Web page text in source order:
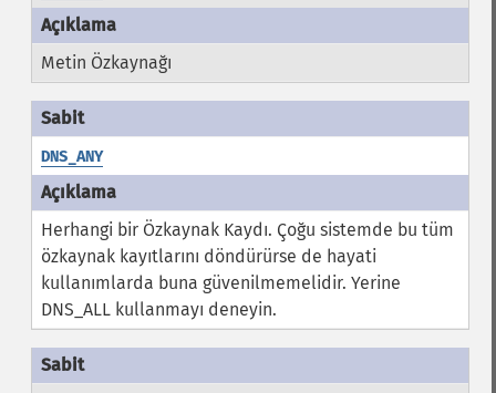
Metin Özkaynağı
DNS_ANY
Herhangi bir Özkaynak Kaydı. Çoğu sistemde bu tüm
özkaynak kayıtlarını döndürürse de hayati
kullanımlarda buna güvenilmemelidir. Yerine
DNS_ALL kullanmayı deneyin.